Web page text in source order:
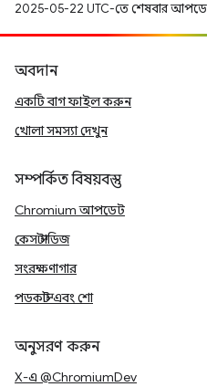
2025-05-22 UTC-তে শেষবার
অবদান
একটি বাগ ফাইল করুন
খোলা সমস্যা দেখুন
সম্পর্কিত বিষয়বস্তু
Chromium আপডেট
কেস স্টাডিজ
সংরক্ষণাগার
পডকাস্ট এবং শো
অনুসরণ করুন
X-এ @ChromiumDev